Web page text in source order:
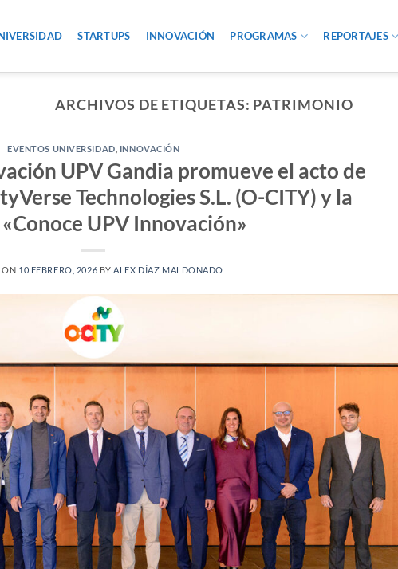
STARTUPS INNOVACIÓN PROGRAMAS REPORTAJES
ARCHIVOS DE ETIQUETAS: PATRIMONIO
EVENTOS UNIVERSIDAD INNOVACIÓN
UPV Gandia promueve el acto de
Technologies S.L. (O-CITY) y la
UPV Innovación»
ON 10 FEBRERO, 2026 BYALEX DÍAZ MALDONADO